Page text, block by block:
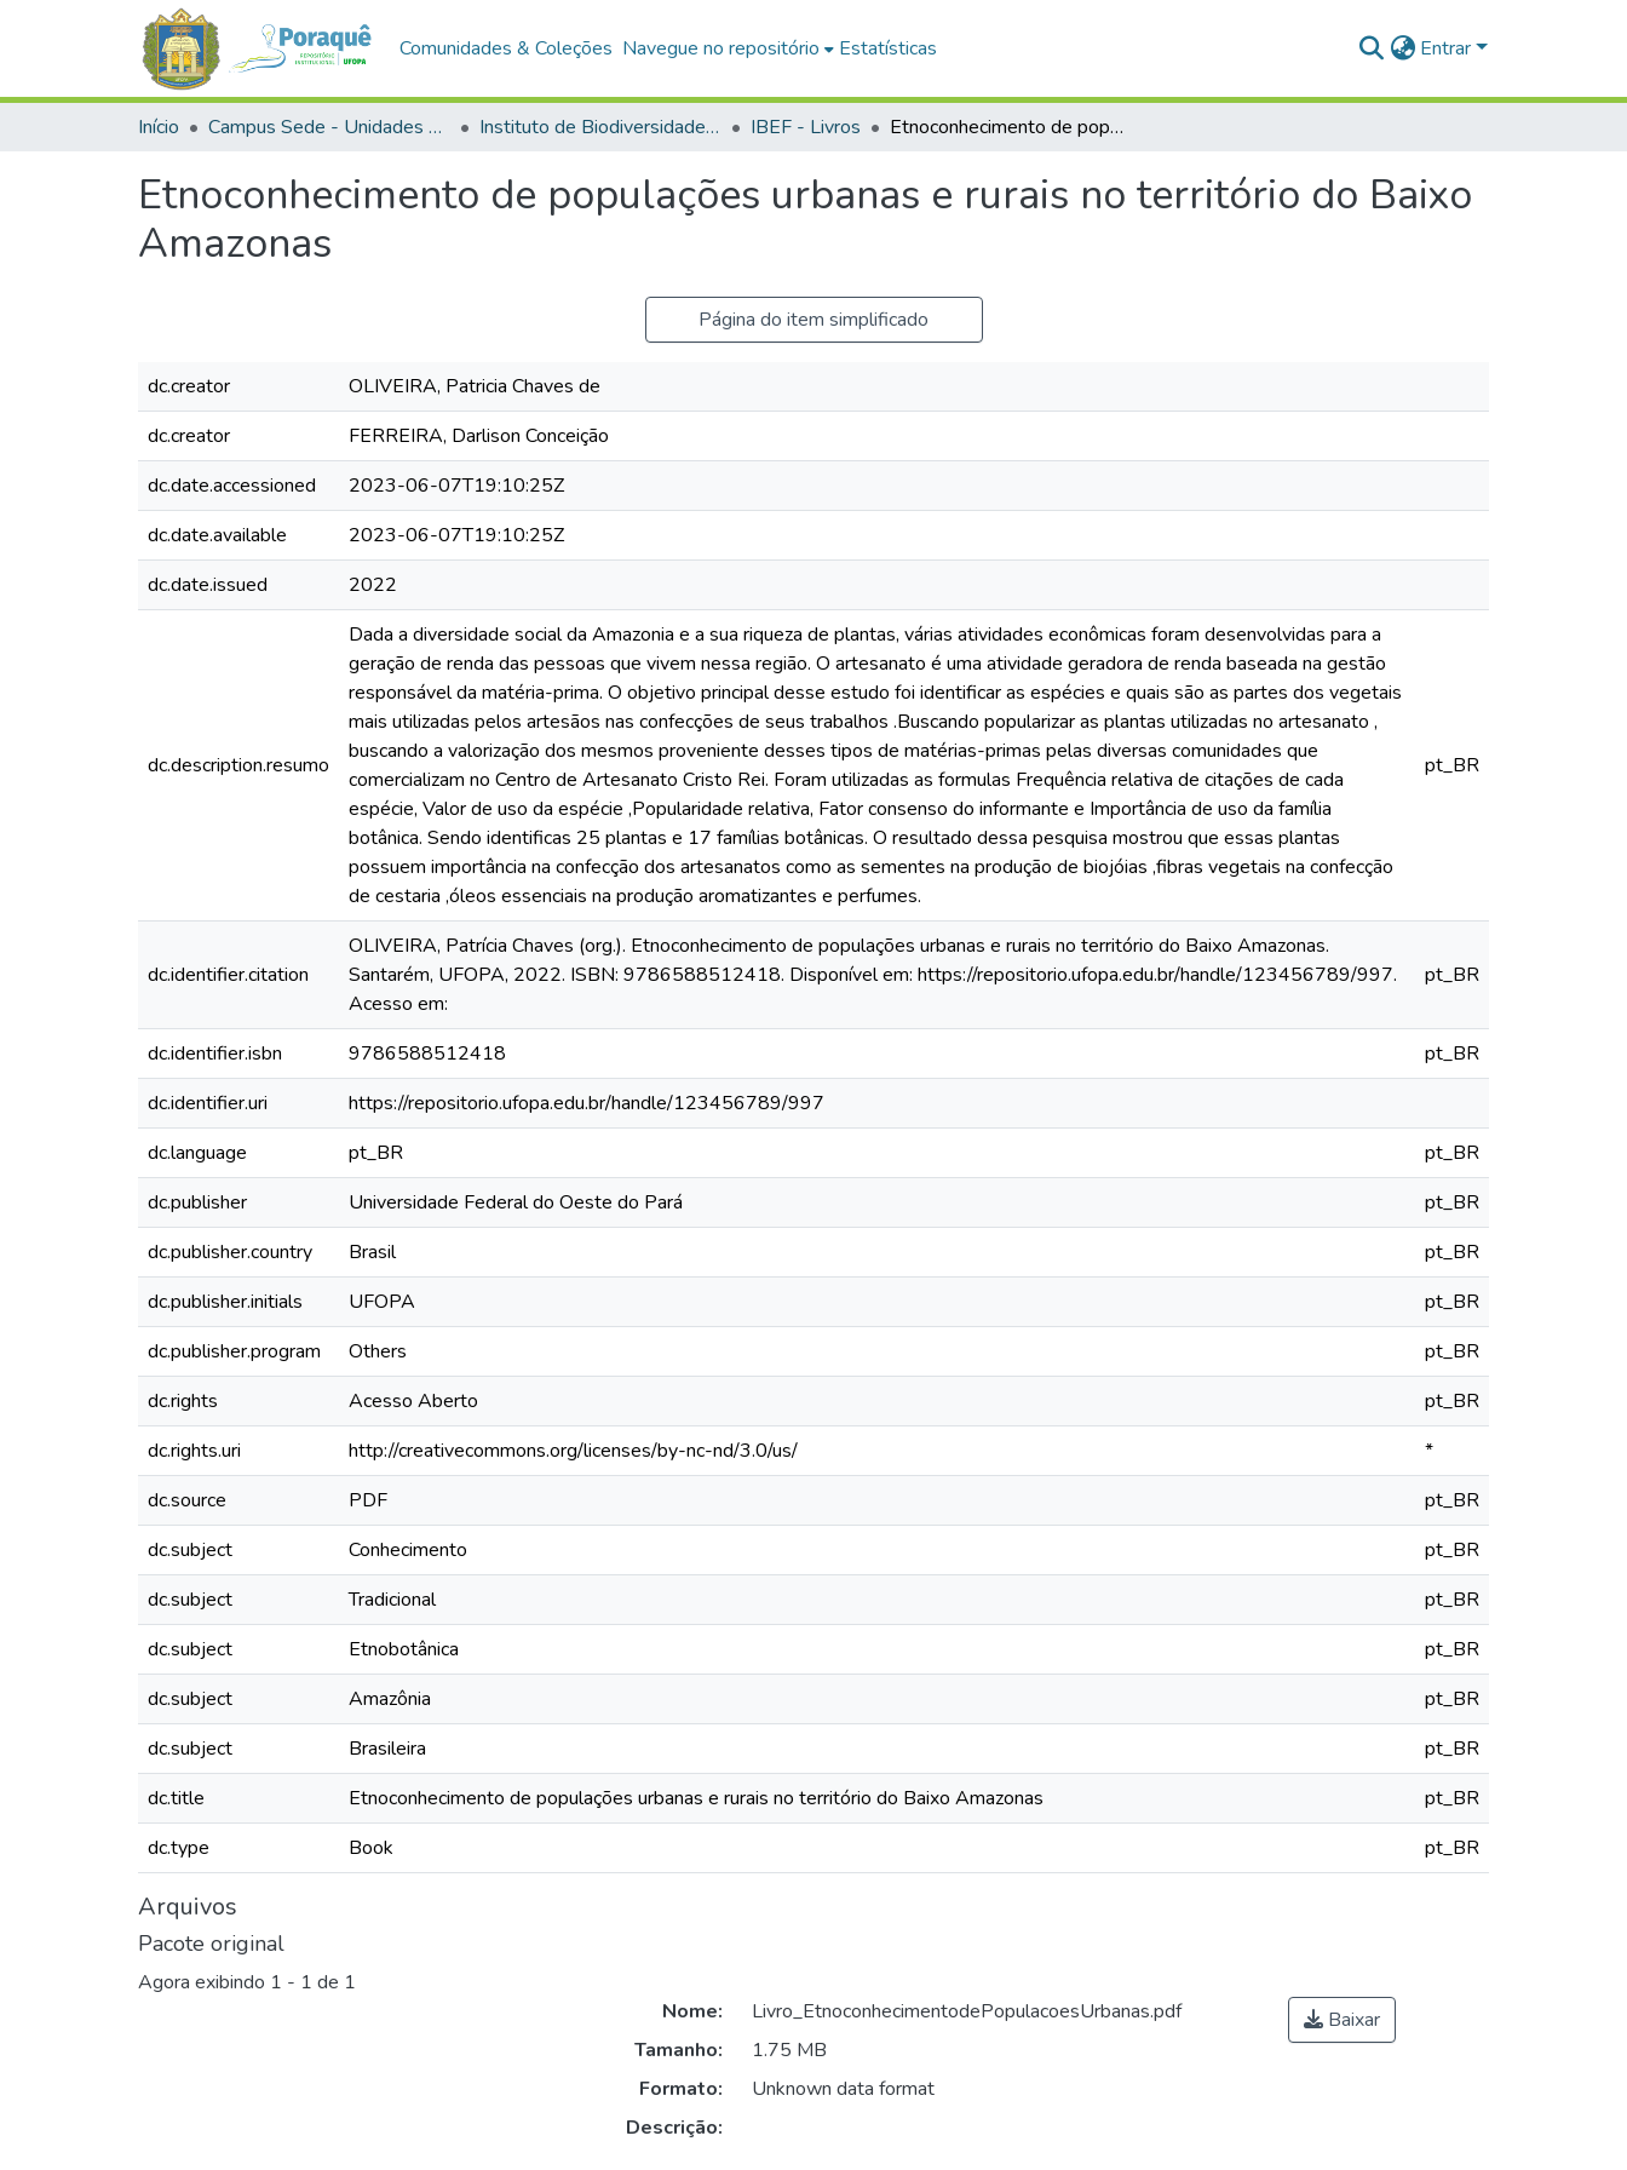
Comunidades & Coleções Navegue no repositório Estatísticas Entrar
Início Campus Sede - Unidades Acadêmicas Instituto de Biodiversidade e Florestas IBEF - Livros Etnoconhecimento de populações urbanas e rurais no território do Baixo Amazonas
Etnoconhecimento de populações urbanas e rurais no território do Baixo
Amazonas
Página do item simplificado
dc.creator
OLIVEIRA, Patricia Chaves de
dc.creator
FERREIRA, Darlison Conceição
dc.date.accessioned
2023-06-07T19:10:25Z
dc.date.available
2023-06-07T19:10:25Z
dc.date.issued
2022
dc.description.resumo
Dada a diversidade social da Amazonia e a sua riqueza de plantas, várias atividades econômicas foram desenvolvidas para a
geração de renda das pessoas que vivem nessa região. O artesanato é uma atividade geradora de renda baseada na gestão
responsável da matéria-prima. O objetivo principal desse estudo foi identificar as espécies e quais são as partes dos vegetais
mais utilizadas pelos artesãos nas confecções de seus trabalhos .Buscando popularizar as plantas utilizadas no artesanato ,
buscando a valorização dos mesmos proveniente desses tipos de matérias-primas pelas diversas comunidades que
comercializam no Centro de Artesanato Cristo Rei. Foram utilizadas as formulas Frequência relativa de citações de cada
espécie, Valor de uso da espécie ,Popularidade relativa, Fator consenso do informante e Importância de uso da família
botânica. Sendo identificas 25 plantas e 17 famílias botânicas. O resultado dessa pesquisa mostrou que essas plantas
possuem importância na confecção dos artesanatos como as sementes na produção de biojóias ,fibras vegetais na confecção
de cestaria ,óleos essenciais na produção aromatizantes e perfumes.
pt_BR
dc.identifier.citation
OLIVEIRA, Patrícia Chaves (org.). Etnoconhecimento de populações urbanas e rurais no território do Baixo Amazonas.
Santarém, UFOPA, 2022. ISBN: 9786588512418. Disponível em: https://repositorio.ufopa.edu.br/handle/123456789/997.
Acesso em:
pt_BR
dc.identifier.isbn 9786588512418
pt_BR
dc.identifier.uri
https://repositorio.ufopa.edu.br/handle/123456789/997
dc.language
pt_BR
pt_BR
dc.publisher
Universidade Federal do Oeste do Pará
pt_BR
dc.publisher.country
Brasil
pt_BR
dc.publisher.initials
UFOPA
pt_BR
dc.publisher.program
Others
pt_BR
dc.rights
Acesso Aberto
pt_BR
dc.rights.uri
http://creativecommons.org/licenses/by-nc-nd/3.0/us/
*
dc.source
PDF
pt_BR
dc.subject
Conhecimento
pt_BR
dc.subject
Tradicional
pt_BR
dc.subject
Etnobotânica
pt_BR
dc.subject
Amazônia
pt_BR
dc.subject
Brasileira
pt_BR
dc.title
Etnoconhecimento de populações urbanas e rurais no território do Baixo Amazonas
pt_BR
dc.type
Book pt_BR
Arquivos
Pacote original
Agora exibindo 1 - 1 de 1
Nome:
Livro_EtnoconhecimentodePopulacoesUrbanas.pdf
Tamanho:
1.75 MB
Formato:
Unknown data format
Descrição:
Baixar